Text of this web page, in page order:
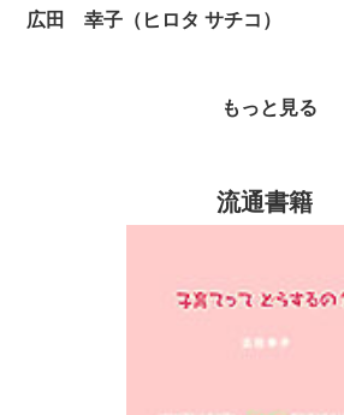
広田 幸子（ヒロタ サチコ）
もっと見る
流通書籍